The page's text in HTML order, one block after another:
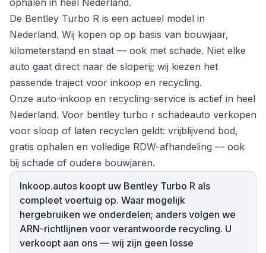
ophalen in heel Nederland.
De Bentley Turbo R is een actueel model in
Nederland. Wij kopen op op basis van bouwjaar,
kilometerstand en staat — ook met schade. Niet elke
auto gaat direct naar de sloperij; wij kiezen het
passende traject voor inkoop en recycling.
Onze auto-inkoop en recycling-service is actief in heel
Nederland. Voor bentley turbo r schadeauto verkopen
voor sloop of laten recyclen geldt: vrijblijvend bod,
gratis ophalen en volledige RDW-afhandeling — ook
bij schade of oudere bouwjaren.
Inkoop.autos koopt uw Bentley Turbo R als
compleet voertuig op. Waar mogelijk
hergebruiken we onderdelen; anders volgen we
ARN-richtlijnen voor verantwoorde recycling. U
verkoopt aan ons — wij zijn geen losse